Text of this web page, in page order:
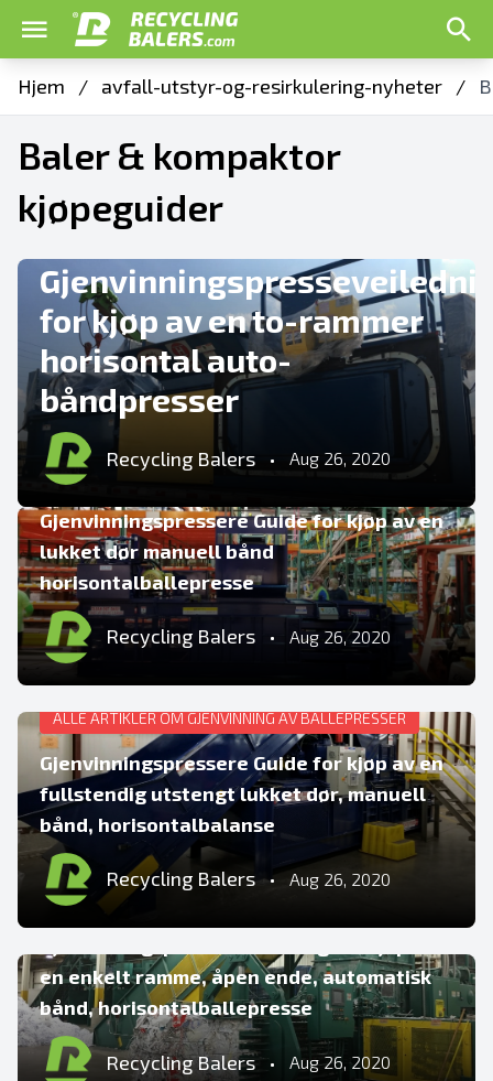
Hjem / avfall-utstyr-og-resirkulering-nyheter /
Baler & kompaktor
kjøpeguider
ALLE ARTIKLER OM GJENVINNING AV BALLEPRESSER
for kjøp av en to-rammer
horisontal auto-
båndpresser
Recycling Balers • Aug 26, 2020
BALER & KOMPAKTOR KJØPEGUIDER
Gjenvinningspressere Guide for kjøp av en
lukket dør manuell bånd
horisontalballepresse
Recycling Balers • Aug 26, 2020
ALLE ARTIKLER OM GJENVINNING AV BALLEPRESSER
Gjenvinningspressere Guide for kjøp av en
fullstendig utstengt lukket dør, manuell
bånd, horisontalbalanse
Recycling Balers • Aug 26, 2020
ALLE ARTIKLER OM GJENVINNING AV BALLEPRESSER
en enkelt ramme, åpen ende, automatisk
bånd, horisontalballepresse
Recycling Balers • Aug 26, 2020